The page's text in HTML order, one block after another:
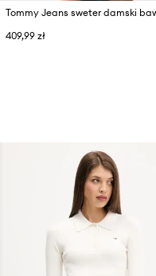
409,99 zł